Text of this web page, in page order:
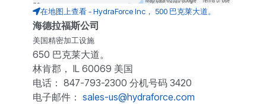
在地图上查看 - HydraForce Inc， 500 巴克莱大道。
海德拉福斯公司
美国精密加工设施
650 巴克莱大道。
林肯郡， IL 60069 美国
电话： 847-793-2300 分机号码 3420
电子邮件： sales-us@hydraforce.com